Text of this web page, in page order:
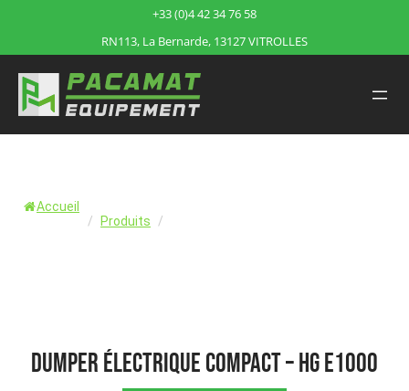
+33 (0)4 42 34 76 58
RN113, La Bernarde, 13127 VITROLLES
Accueil
/
Produits /
Dumper électrique compact – HG E1000